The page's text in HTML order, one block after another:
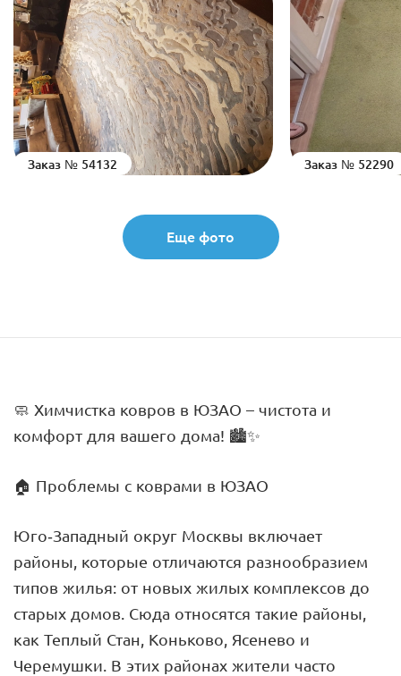
Заказ № 54132 Заказ № 52290
Еще фото
🧼 Химчистка ковров в ЮЗАО – чистота и
комфорт для вашего дома! 🏙️✨
🏠 Проблемы с коврами в ЮЗАО
Юго-Западный округ Москвы включает
районы, которые отличаются разнообразием
типов жилья: от новых жилых комплексов до
старых домов. Сюда относятся такие районы,
как Теплый Стан, Коньково, Ясенево и
Черемушки. В этих районах жители часто